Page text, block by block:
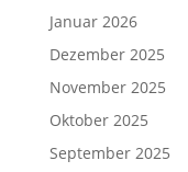
Januar 2026
Dezember 2025
November 2025
Oktober 2025
September 2025